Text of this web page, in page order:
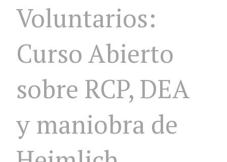
Voluntarios:
Curso Abierto
sobre RCP, DEA
y maniobra de